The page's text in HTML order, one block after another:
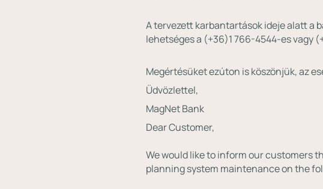
A tervezett karbantartások ideje alatt a
lehetséges a (+36)1 766-4544-es vagy
Megértésüket ezúton is köszönjük, az
Üdvözlettel,
MagNet Bank
Dear Customer, ⁣
We would like to inform our customers
planning system maintenance on the